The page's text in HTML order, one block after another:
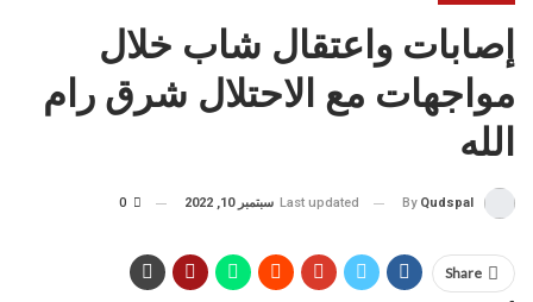
إصابات واعتقال شاب خلال
مواجهات مع الاحتلال شرق رام
الله
By Qudspal
Last updated سبتمبر 10, 2022
Share